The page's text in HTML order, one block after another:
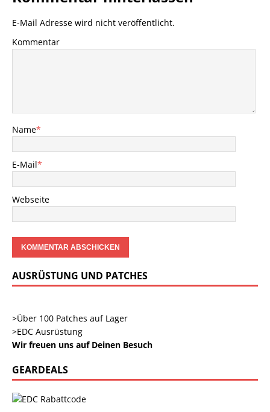
E-Mail Adresse wird nicht veröffentlicht.
Kommentar
Name*
E-Mail*
Webseite
AUSRÜSTUNG UND PATCHES
>Über 100 Patches auf Lager
>EDC Ausrüstung
Wir freuen uns auf Deinen Besuch
GEARDEALS